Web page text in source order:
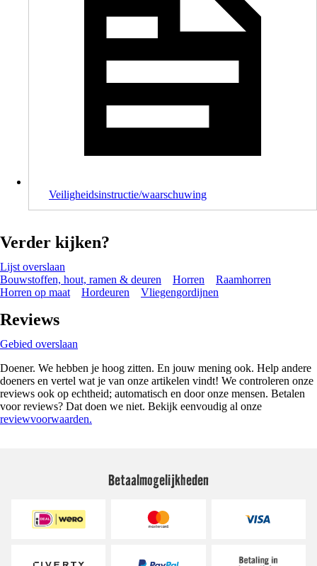
Veiligheidsinstructie/waarschuwing
Verder kijken?
Lijst overslaan
Bouwstoffen, hout, ramen & deuren
Horren
Raamhorren
Horren op maat
Hordeuren Vliegengordijnen
Reviews
Gebied overslaan
Doener. We hebben je hoog zitten. En jouw mening ook. Help andere
doeners en vertel wat je van onze artikelen vindt! We controleren onze
reviews ook op echtheid; automatisch en door onze mensen. Betalen
voor reviews? Dat doen we niet. Bekijk eenvoudig al onze
reviewvoorwaarden.
Betaalmogelijkheden